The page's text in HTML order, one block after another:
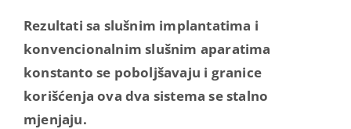
Rezultati sa slušnim implantatima i
konvencionalnim slušnim aparatima
konstanto se poboljšavaju i granice
korišćenja ova dva sistema se stalno
mjenjaju.